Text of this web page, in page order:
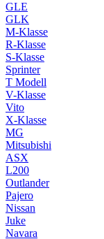
GLE
GLK
M-Klasse
R-Klasse
S-Klasse
Sprinter
T Modell
V-Klasse
Vito
X-Klasse
MG
Mitsubishi
ASX
L200
Outlander
Pajero
Nissan
Juke
Navara